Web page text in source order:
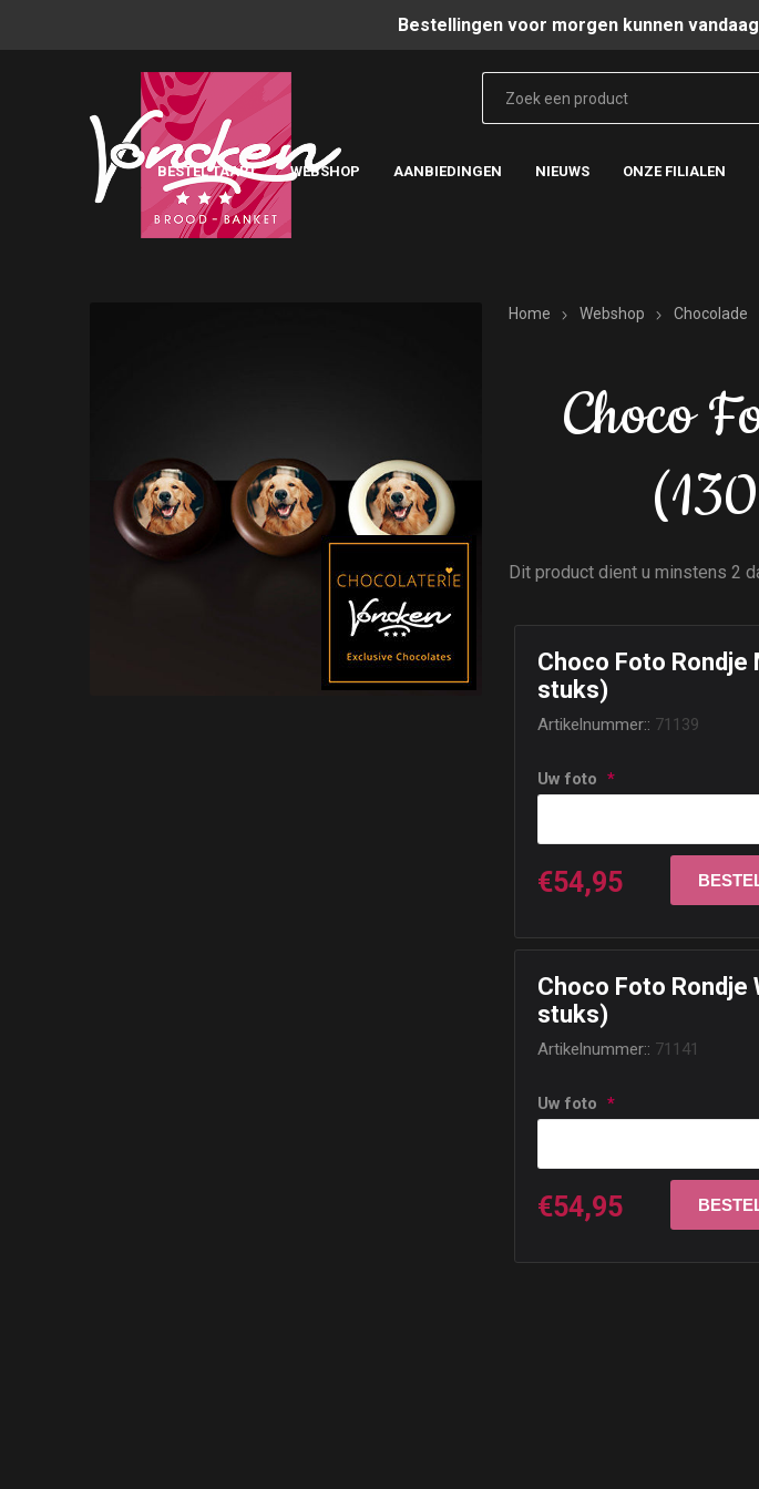
Bestellingen voor morgen kunnen
BESTEL TAART WEBSHOP AANBIEDINGEN NIEUWS ONZE FILIALEN
Home Webshop Chocolade
Choco
Dit product dient u minstens 2
Choco Foto Rondje
stuks)
Artikelnummer:: 71139
Uw foto *
€54,95
Choco Foto Rondje
stuks)
Artikelnummer:: 71141
Uw foto *
€54,95